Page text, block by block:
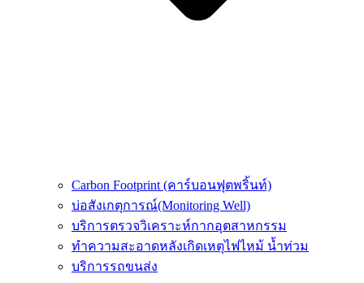
Carbon Footprint (คาร์บอนฟุตพริ้นท์)
บ่อสังเกตุการณ์(Monitoring Well)
บริการตรวจวิเคราะห์กากอุตสาหกรรม
ทำความสะอาดหลังเกิดเหตุไฟไหม้ น้ำท่วม
บริการรถขนส่ง